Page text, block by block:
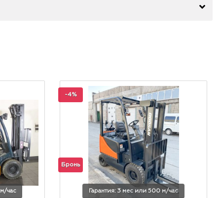
час
Бронь
-4%
Гарантия: 3 мес или 500 м/час